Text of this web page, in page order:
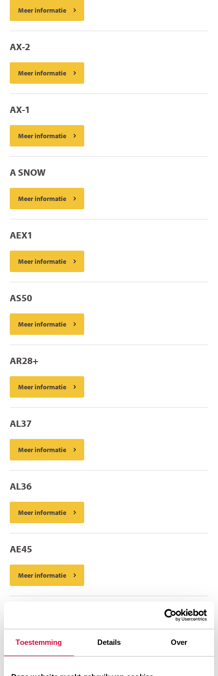
Toestemming Details Over
Meer informatie
AX-2
Meer informatie
AX-1
Meer informatie
A SNOW
Meer informatie
AEX1
Meer informatie
AS50
Meer informatie
AR28+
Meer informatie
AL37
Meer informatie
AL36
Meer informatie
AE45
Meer informatie
Meer informatie